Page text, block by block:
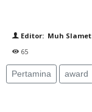
Editor: Muh Slamet
65
Pertamina award